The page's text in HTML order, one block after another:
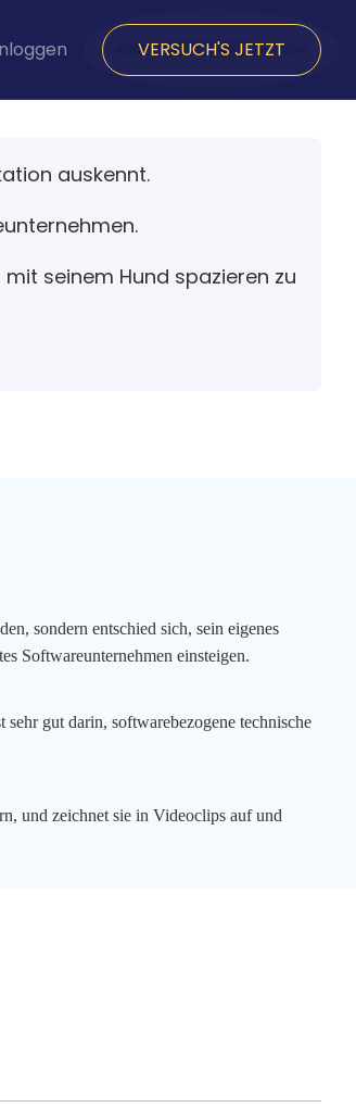
VERSUCH'S JETZT
auskennt.
seinem Hund spazieren zu
sondern entschied sich, sein eigenes
Softwareunternehmen einsteigen.
gut darin, softwarebezogene technische
und zeichnet sie in Videoclips auf und